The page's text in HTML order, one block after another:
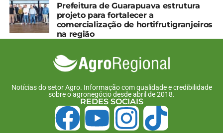
Prefeitura de Guarapuava estrutura
projeto para fortalecer a
comercialização de hortifrutigranjeiros
na região
Notícias do setor Agro. Informação com qualidade e credibilidade
sobre o agronegócio desde abril de 2018.
REDES SOCIAIS